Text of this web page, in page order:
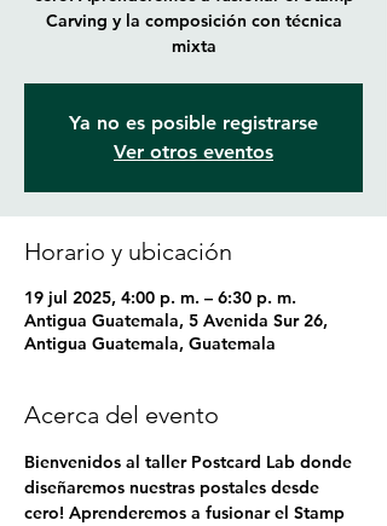
Carving y la composición con técnica
mixta
Ya no es posible registrarse
Ver otros eventos
Horario y ubicación
19 jul 2025, 4:00 p. m. – 6:30 p. m.
Antigua Guatemala, 5 Avenida Sur 26,
Antigua Guatemala, Guatemala
Acerca del evento
Bienvenidos al taller Postcard Lab donde
diseñaremos nuestras postales desde
cero! Aprenderemos a fusionar el Stamp